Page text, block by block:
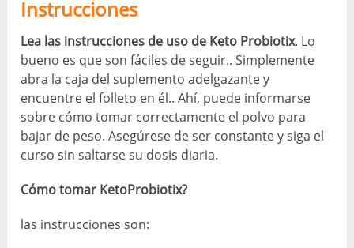
Instrucciones
Lea las instrucciones de uso de Keto Probiotix. Lo
bueno es que son fáciles de seguir.. Simplemente
abra la caja del suplemento adelgazante y
encuentre el folleto en él.. Ahí, puede informarse
sobre cómo tomar correctamente el polvo para
bajar de peso. Asegúrese de ser constante y siga el
curso sin saltarse su dosis diaria.
Cómo tomar KetoProbiotix?
las instrucciones son: